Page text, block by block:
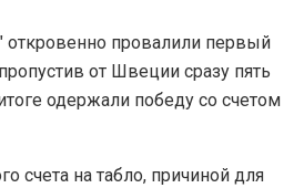
откровенно провалили первый
от Швеции сразу пять
одержали победу со счетом
счета на табло, причиной для